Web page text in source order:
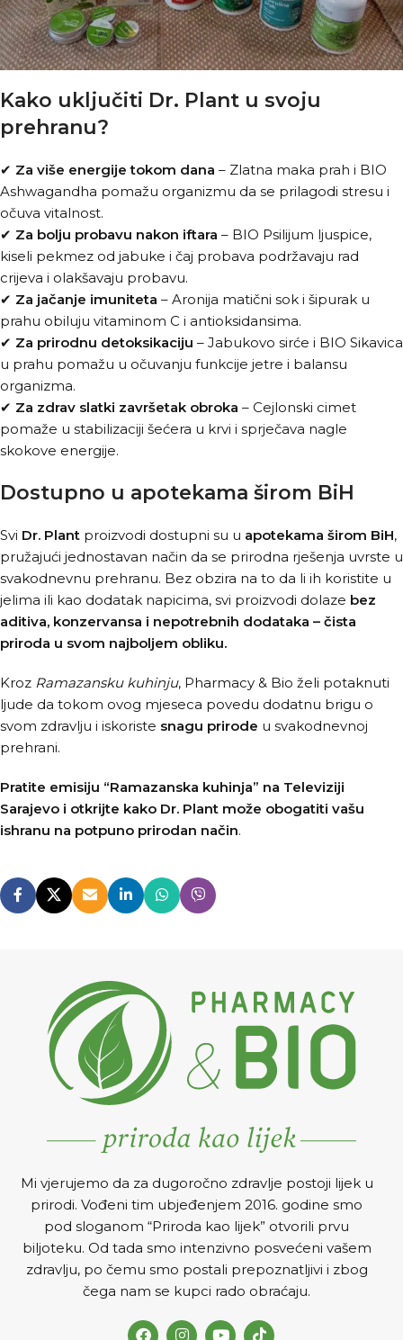
Kako uključiti Dr. Plant u svoju
prehranu?
✔ Za više energije tokom dana – Zlatna maka prah i BIO
Ashwagandha pomažu organizmu da se prilagodi stresu i
očuva vitalnost.
✔ Za bolju probavu nakon iftara – BIO Psilijum ljuspice,
kiseli pekmez od jabuke i čaj probava podržavaju rad
crijeva i olakšavaju probavu.
✔ Za jačanje imuniteta – Aronija matični sok i šipurak u
prahu obiluju vitaminom C i antioksidansima.
✔ Za prirodnu detoksikaciju – Jabukovo sirće i BIO Sikavica
u prahu pomažu u očuvanju funkcije jetre i balansu
organizma.
✔ Za zdrav slatki završetak obroka – Cejlonski cimet
pomaže u stabilizaciji šećera u krvi i sprječava nagle
skokove energije.
Dostupno u apotekama širom BiH
Svi Dr. Plant proizvodi dostupni su u apotekama širom BiH,
pružajući jednostavan način da se prirodna rješenja uvrste u
svakodnevnu prehranu. Bez obzira na to da li ih koristite u
jelima ili kao dodatak napicima, svi proizvodi dolaze bez
aditiva, konzervansa i nepotrebnih dodataka – čista
priroda u svom najboljem obliku.
Kroz Ramazansku kuhinju, Pharmacy & Bio želi potaknuti
ljude da tokom ovog mjeseca povedu dodatnu brigu o
svom zdravlju i iskoriste snagu prirode u svakodnevnoj
prehrani.
Pratite emisiju “Ramazanska kuhinja” na Televiziji
Sarajevo i otkrijte kako Dr. Plant može obogatiti vašu
ishranu na potpuno prirodan način.
Mi vjerujemo da za dugoročno zdravlje postoji lijek u
prirodi. Vođeni tim ubjeđenjem 2016. godine smo
pod sloganom “Priroda kao lijek” otvorili prvu
biljoteku. Od tada smo intenzivno posvećeni vašem
zdravlju, po čemu smo postali prepoznatljivi i zbog
čega nam se kupci rado obraćaju.